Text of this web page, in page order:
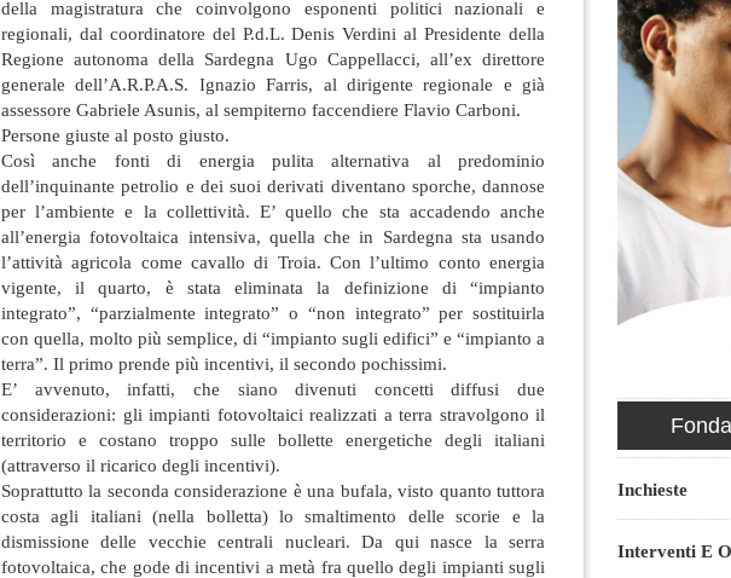
della magistratura che coinvolgono esponenti politici nazionali e
regionali, dal coordinatore del P.d.L. Denis Verdini al Presidente della
Regione autonoma della Sardegna Ugo Cappellacci, all’ex direttore
generale dell’A.R.P.A.S. Ignazio Farris, al dirigente regionale e già
assessore Gabriele Asunis, al sempiterno faccendiere Flavio Carboni.
Persone giuste al posto giusto.
Così anche fonti di energia pulita alternativa al predominio
dell’inquinante petrolio e dei suoi derivati diventano sporche, dannose
per l’ambiente e la collettività. E’ quello che sta accadendo anche
all’energia fotovoltaica intensiva, quella che in Sardegna sta usando
l’attività agricola come cavallo di Troia. Con l’ultimo conto energia
vigente, il quarto, è stata eliminata la definizione di “impianto
integrato”, “parzialmente integrato” o “non integrato” per sostituirla
con quella, molto più semplice, di “impianto sugli edifici” e “impianto a
terra”. Il primo prende più incentivi, il secondo pochissimi.
E’ avvenuto, infatti, che siano divenuti concetti diffusi due
considerazioni: gli impianti fotovoltaici realizzati a terra stravolgono il
territorio e costano troppo sulle bollette energetiche degli italiani
(attraverso il ricarico degli incentivi).
Soprattutto la seconda considerazione è una bufala, visto quanto tuttora
costa agli italiani (nella bolletta) lo smaltimento delle scorie e la
dismissione delle vecchie centrali nucleari. Da qui nasce la serra
fotovoltaica, che gode di incentivi a metà fra quello degli impianti sugli
Inchieste
Interventi E